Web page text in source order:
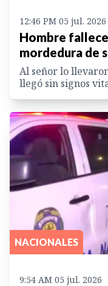
12:46 PM 05 jul. 2026
Hombre
mordedura de
Al señor lo
llegó sin signos
NACIONALES
9:54 AM 05 jul. 2026